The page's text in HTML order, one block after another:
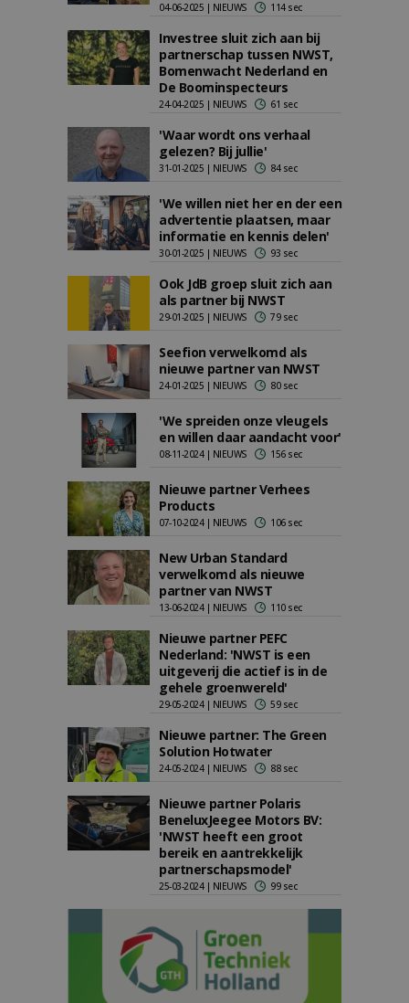
04-06-2025 | NIEUWS 114 sec
Investree sluit zich aan bij
partnerschap tussen NWST,
Bomenwacht Nederland en
De Boominspecteurs
24-04-2025 | NIEUWS 61 sec
'Waar wordt ons verhaal
gelezen? Bij jullie'
31-01-2025 | NIEUWS 84 sec
'We willen niet her en der een
advertentie plaatsen, maar
informatie en kennis delen'
30-01-2025 | NIEUWS 93 sec
Ook JdB groep sluit zich aan
als partner bij NWST
29-01-2025 | NIEUWS 79 sec
Seefion verwelkomd als
nieuwe partner van NWST
24-01-2025 | NIEUWS 80 sec
'We spreiden onze vleugels
en willen daar aandacht voor'
08-11-2024 | NIEUWS 156 sec
Nieuwe partner Verhees
Products
07-10-2024 | NIEUWS 106 sec
New Urban Standard
verwelkomd als nieuwe
partner van NWST
13-06-2024 | NIEUWS 110 sec
Nieuwe partner PEFC
Nederland: 'NWST is een
uitgeverij die actief is in de
gehele groenwereld'
29-05-2024 | NIEUWS 59 sec
Nieuwe partner: The Green
Solution Hotwater
24-05-2024 | NIEUWS 88 sec
Nieuwe partner Polaris
BeneluxJeegee Motors BV:
'NWST heeft een groot
bereik en aantrekkelijk
partnerschapsmodel'
25-03-2024 | NIEUWS 99 sec